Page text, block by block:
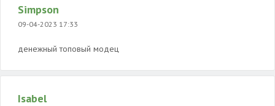
Simpson
09-04-2023 17:33
денежный топовый модец
Isabel